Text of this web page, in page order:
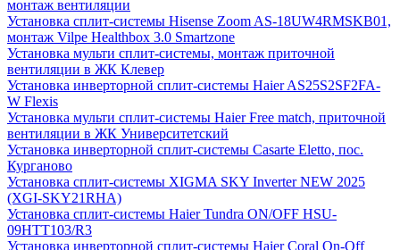
монтаж вентиляции
Установка сплит-системы Hisense Zoom AS-18UW4RMSKB01,
монтаж Vilpe Healthbox 3.0 Smartzone
Установка мульти сплит-системы, монтаж приточной
вентиляции в ЖК Клевер
Установка инверторной сплит-системы Haier AS25S2SF2FA-
W Flexis
Установка мульти сплит-системы Haier Free match, приточной
вентиляции в ЖК Университетский
Установка инверторной сплит-системы Casarte Eletto, пос.
Курганово
Установка сплит-системы XIGMA SKY Inverter NEW 2025
(XGI-SKY21RHA)
Установка сплит-системы Haier Tundra ON/OFF HSU-
09HTT103/R3
Установка инверторной сплит-системы Haier Coral On-Off